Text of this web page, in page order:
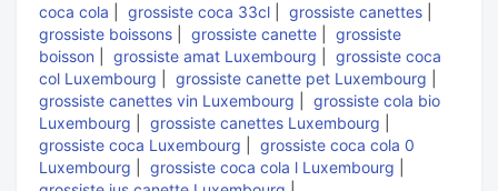
coca cola
grossiste coca 33cl grossiste canettes
grossiste boissons
grossiste canette
grossiste
boisson
grossiste amat Luxembourg
grossiste coca
col Luxembourg
grossiste canette pet Luxembourg
grossiste canettes vin Luxembourg
grossiste cola bio
Luxembourg
grossiste canettes Luxembourg
grossiste coca Luxembourg
grossiste coca cola 0
Luxembourg
grossiste coca cola l Luxembourg